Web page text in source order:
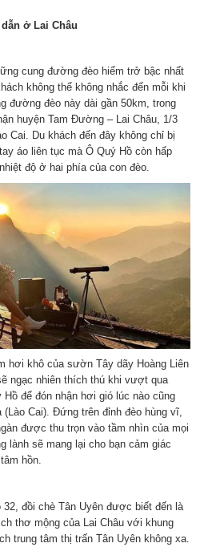
ở Lai Châu
cung đường đèo hiểm trở bậc nhất
không thể không nhắc đến mỗi khi
đường đèo này dài gần 50km, trong
huyện Tam Đường – Lai Châu, 1/3
Cai. Du khách đến đây không chỉ bị
áo liên tục mà Ô Quý Hồ còn hấp
độ ở hai phía của con đèo.
hơi khô của sườn Tây dãy Hoàng Liên
ngạc nhiên thích thú khi vượt qua
để đón nhận hơi gió lúc nào cũng
Cai). Đứng trên đỉnh đèo hùng vĩ,
được thu trọn vào tầm nhìn của mọi
lành sẽ mang lại cho bạn cảm giác
hồn.
đồi chè Tân Uyên được biết đến là
thơ mộng của Lai Châu với khung
trung tâm thị trấn Tân Uyên không xa.